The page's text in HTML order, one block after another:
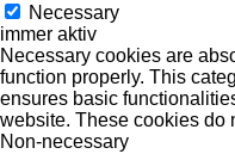
Necessary
immer aktiv
Necessary cookies are
function properly. This
ensures basic
website. These cookies do
Non-necessary